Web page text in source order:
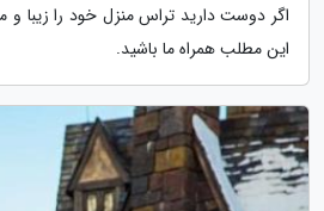
اگر دوست دارید تراس منزل خود را زیبا و
این مطلب همراه ما باشید.